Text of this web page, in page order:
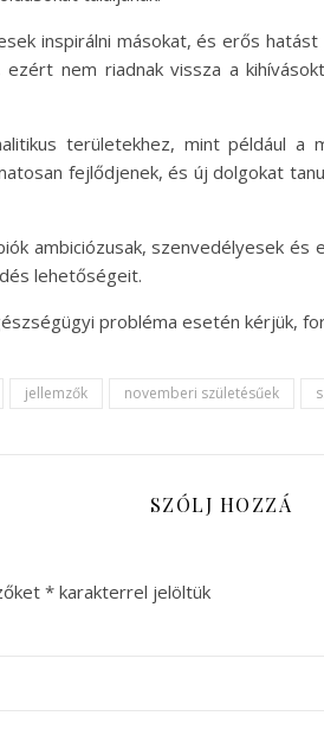
inspirálni másokat, és erős
nem riadnak vissza a
területekhez, mint például a
fejlődjenek, és új dolgokat
ambiciózusak, szenvedélyesek
lehetőségeit.
probléma esetén kérjük,
jellemzők novemberi születésűek
SZÓLJ HOZZÁ
* karakterrel jelöltük